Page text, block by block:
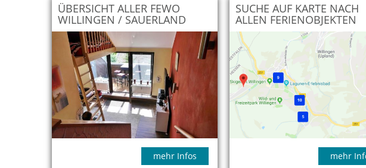
ÜBERSICHT ALLER FEWO
WILLINGEN / SAUERLAND
mehr Infos
SUCHE AUF KARTE NACH
ALLEN FERIENOBJEKTEN
mehr